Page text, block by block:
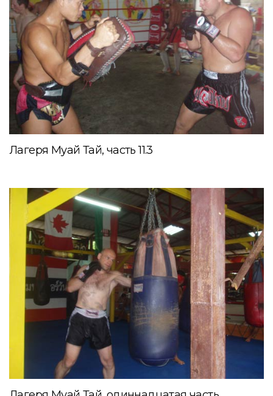
Лагеря Муай Тай, часть 11.3